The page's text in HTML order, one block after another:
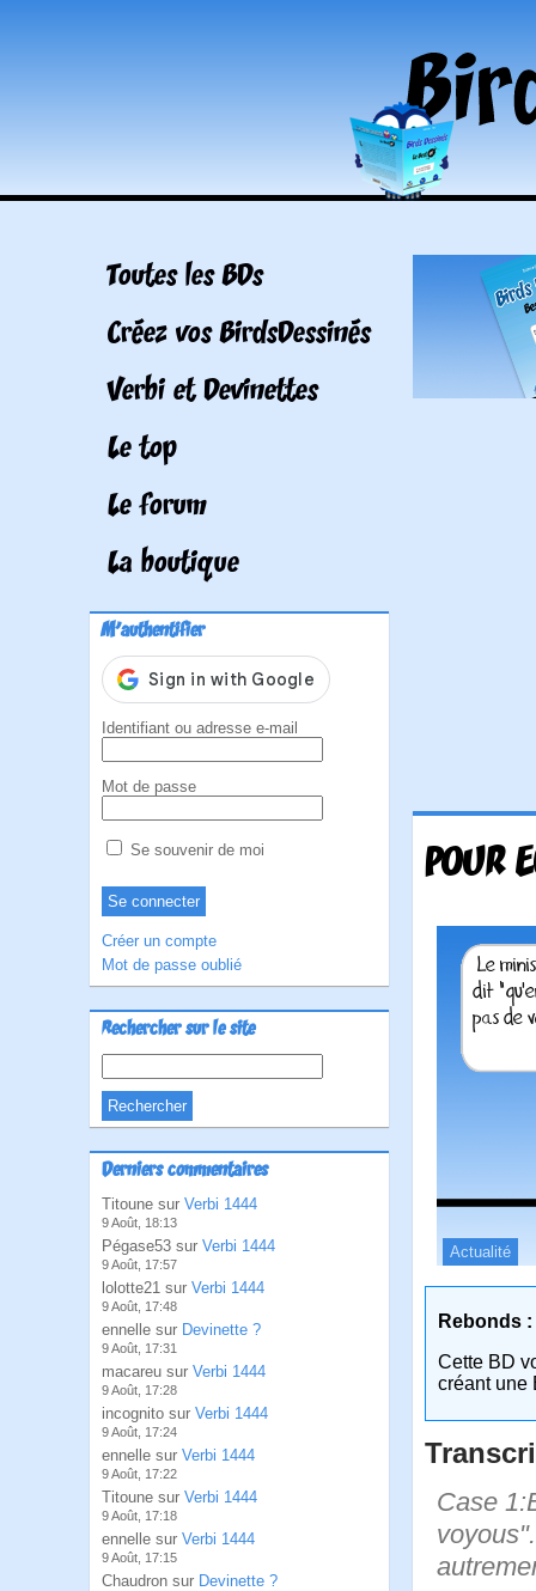
Toutes les BDs
Créez vos BirdsDessinés
Verbi et Devinettes
Le top
Le forum
La boutique
M'authentifier
Identifiant ou adresse e-mail
Mot de passe
Se souvenir de moi
Créer un compte
Mot de passe oublié
Rechercher sur le site
Derniers commentaires
Titoune sur Verbi 1444
9 Août, 18:13
Pégase53 sur Verbi 1444
9 Août, 17:57
lolotte21 sur Verbi 1444
9 Août, 17:48
ennelle sur Devinette ?
9 Août, 17:31
macareu sur Verbi 1444
9 Août, 17:28
incognito sur Verbi 1444
9 Août, 17:24
ennelle sur Verbi 1444
9 Août, 17:22
Titoune sur Verbi 1444
9 Août, 17:18
ennelle sur Verbi 1444
9 Août, 17:15
Chaudron sur Devinette ?
POUR
Actualité
Rebonds :
Cette BD
créant une
Case